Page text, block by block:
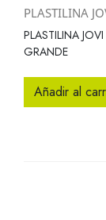
PLASTILINA
PLASTILINA
GRANDE
Añadir al